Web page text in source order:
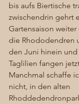
bis aufs Biertische
zwischendrin gehrt
Gartensaison
die Rhododendren
den Juni hinein
Taglilien fangen
Manchmal schaffe
nicht, in den alten